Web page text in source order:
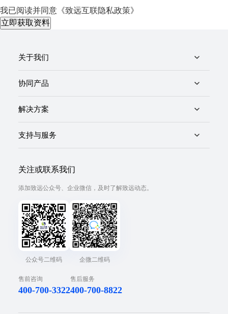
我已阅读并同意 《致远互联隐私政策》
立即获取资料
关于我们
协同产品
解决方案
支持与服务
关注或联系我们
添加致远公众号、企业微信，及时了解致远动态。
公众号二维码 企微二维码
售前咨询
400-700-3322
售后服务
400-700-8822